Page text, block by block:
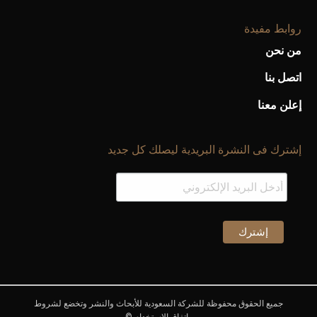
روابط مفيدة
من نحن
اتصل بنا
إعلن معنا
إشترك فى النشرة البريدية ليصلك كل جديد
جميع الحقوق محفوظة للشركة السعودية للأبحاث والنشر وتخضع لشروط